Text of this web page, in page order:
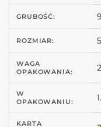
GRUBOŚĆ:
ROZMIAR:
WAGA
OPAKOWANIA:
W
OPAKOWANIU:
KARTA